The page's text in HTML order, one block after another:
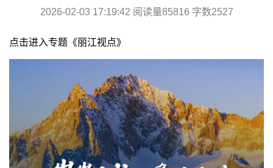
2026-02-03 17:19:42 阅读量85816 字数2527
点击进入专题《丽江视点》